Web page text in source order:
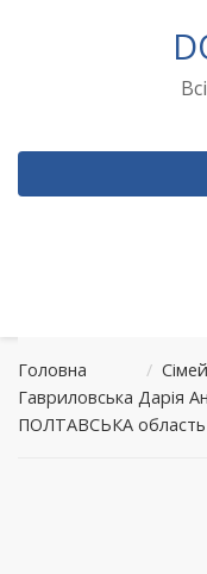
Головна /
Гавриловська Дарія
ПОЛТАВСЬКА область